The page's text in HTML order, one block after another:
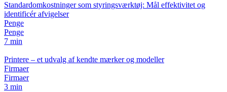
Standardomkostninger som styringsværktøj: Mål effektivitet og
identificér afvigelser
Penge
Penge
7 min
Printere – et udvalg af kendte mærker og modeller
Firmaer
Firmaer
3 min